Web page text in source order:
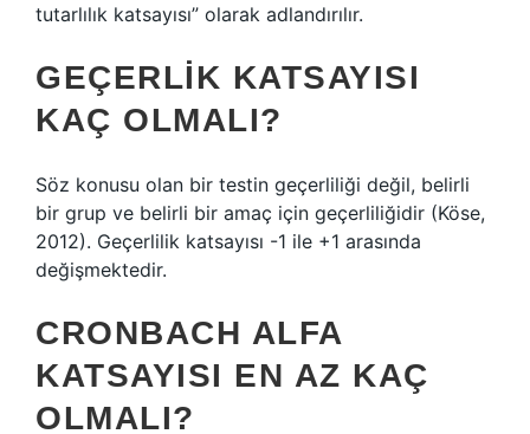
tutarlılık katsayısı” olarak adlandırılır.
GEÇERLIK KATSAYISI
KAÇ OLMALI?
Söz konusu olan bir testin geçerliliği değil, belirli
bir grup ve belirli bir amaç için geçerliliğidir (Köse,
2012). Geçerlilik katsayısı -1 ile +1 arasında
değişmektedir.
CRONBACH ALFA
KATSAYISI EN AZ KAÇ
OLMALI?